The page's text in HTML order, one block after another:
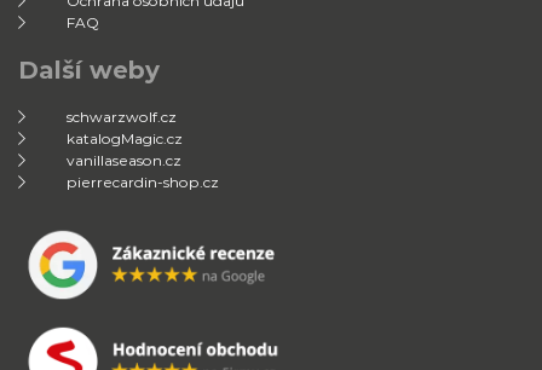
FAQ
Další weby
schwarzwolf.cz
katalogMagic.cz
vanillaseason.cz
pierrecardin-shop.cz